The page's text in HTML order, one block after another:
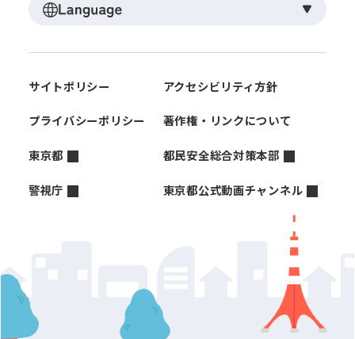
サイトポリシー アクセシビリティ方針
プライバシーポリシー 著作権・リンクについて
東京都 都民安全総合対策本部
警視庁 東京都公式動画チャンネル